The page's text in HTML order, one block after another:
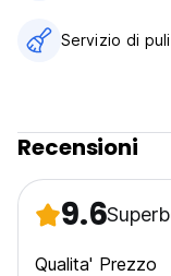
Servizio di
Recensioni
9.6
Qualita' Prezzo